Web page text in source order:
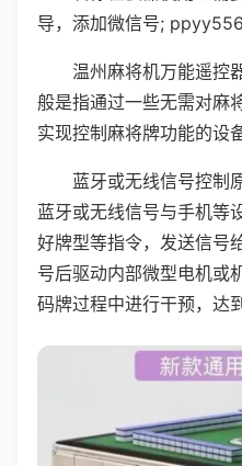
导，添加微信号;
温州麻将机万能遥控
般是指通过一些无需对麻
实现控制麻将牌功能的设
蓝牙或无线信号控制
蓝牙或无线信号与手机等
好牌型等指令，发送信号
号后驱动内部微型电机或
码牌过程中进行干预，达